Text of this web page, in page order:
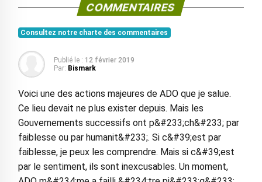
COMMENTAIRES
Consultez notre charte des commentaires
Publié le : 12 février 2019
Par: Bismark
Voici une des actions majeures de ADO que je salue.
Ce lieu devait ne plus exister depuis. Mais les
Gouvernements successifs ont p&#233;ch&#233; par
faiblesse ou par humanit&#233;. Si c&#39;est par
faiblesse, je peux les comprendre. Mais si c&#39;est
par le sentiment, ils sont inexcusables. Un moment,